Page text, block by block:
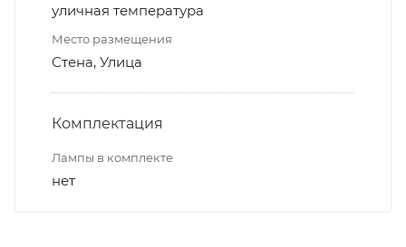
уличная температура
Место размещения
Стена, Улица
Комплектация
Лампы в комплекте
нет